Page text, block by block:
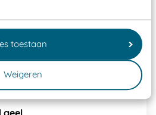
toestaan
Weigeren
geel